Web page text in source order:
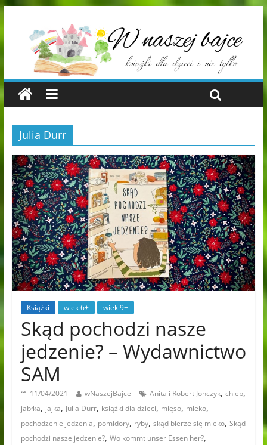
Julia Durr
Książki wiek 6+ wiek 9+
Skąd pochodzi nasze
jedzenie? – Wydawnictwo
SAM
11/04/2021 wNaszejBajce Anita i Robert Jonczyk, chleb,
jabłka, jajka, Julia Durr, książki dla dzieci, mięso, mleko,
pochodzenie jedzenia, pomidory, ryby, skąd bierze się mleko, Skąd
pochodzi nasze jedzenie?, Wo kommt unser Essen her?,